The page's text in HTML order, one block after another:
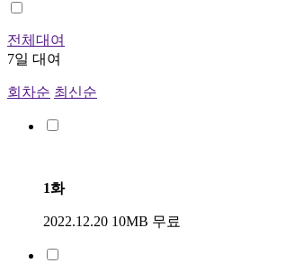
전체대여
7일 대여
회차순 최신순
1화
2022.12.20 10MB 무료